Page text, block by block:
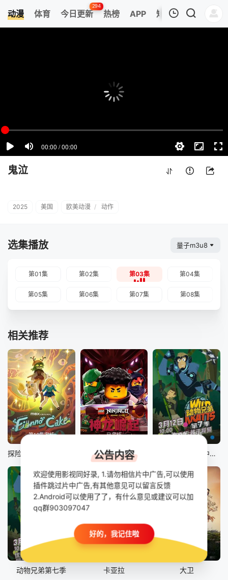
动漫 体育 今日更新
294
热榜 APP 短剧
鬼泣
2025 美国 欧美动漫 / 动作
选集播放 量子m3u8
第01集 第02集 第03集 第04集
第05集 第06集 第07集 第08集
相关推荐
第10集完结 已完结
乐高幻影忍者：神龙崛起第三季
第20集已完结
动物兄弟第七季中文配音
动物兄弟第七季 卡亚拉 大卫
公告内容
欢迎使用影视同好录, 1.请勿相信片中广告,可以使用
插件跳过片中广告,有其他意见可以留言反馈
2.Android可以使用了了，有什么意见或建议可以加
qq群903097047
好的，我记住啦